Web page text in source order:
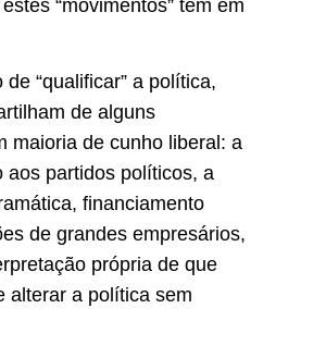
“movimentos” tem em
“qualificar” a política,
de alguns
maioria de cunho liberal: a
aos partidos políticos, a
financiamento
de grandes empresários,
própria de que
alterar a política sem